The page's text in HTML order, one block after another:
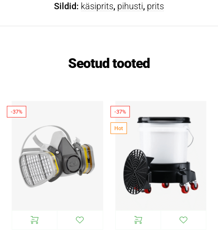
Sildid: käsiprits, pihusti, prits
Seotud tooted
-37% -37%
Hot